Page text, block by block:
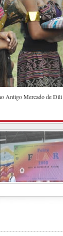
Antigo Mercado de Dili